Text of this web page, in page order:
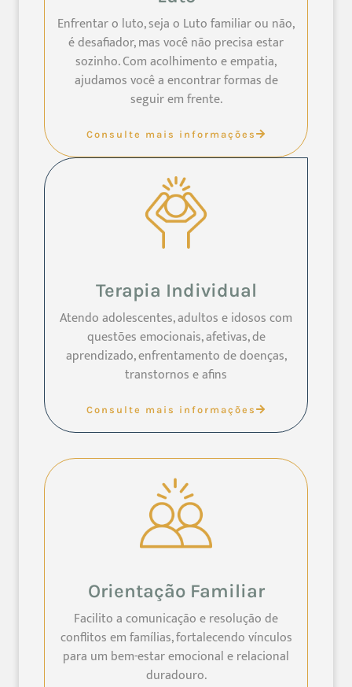
Enfrentar o luto, seja o Luto familiar ou não,
é desafiador, mas você não precisa estar
sozinho. Com acolhimento e empatia,
ajudamos você a encontrar formas de
seguir em frente.
Consulte mais informações
Terapia Individual
Atendo adolescentes, adultos e idosos com
questões emocionais, afetivas, de
aprendizado, enfrentamento de doenças,
transtornos e afins
Consulte mais informações
Orientação Familiar
Facilito a comunicação e resolução de
conflitos em famílias, fortalecendo vínculos
para um bem-estar emocional e relacional
duradouro.